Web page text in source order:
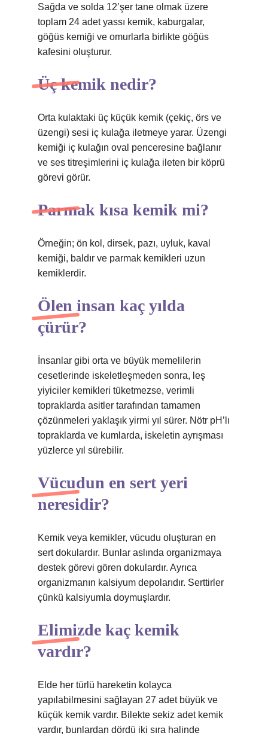
Sağda ve solda 12’şer tane olmak üzere
toplam 24 adet yassı kemik, kaburgalar,
göğüs kemiği ve omurlarla birlikte göğüs
kafesini oluşturur.
Üç kemik nedir?
Orta kulaktaki üç küçük kemik (çekiç, örs ve
üzengi) sesi iç kulağa iletmeye yarar. Üzengi
kemiği iç kulağın oval penceresine bağlanır
ve ses titreşimlerini iç kulağa ileten bir köprü
görevi görür.
Parmak kısa kemik mi?
Örneğin; ön kol, dirsek, pazı, uyluk, kaval
kemiği, baldır ve parmak kemikleri uzun
kemiklerdir.
Ölen insan kaç yılda
çürür?
İnsanlar gibi orta ve büyük memelilerin
cesetlerinde iskeletleşmeden sonra, leş
yiyiciler kemikleri tüketmezse, verimli
topraklarda asitler tarafından tamamen
çözünmeleri yaklaşık yirmi yıl sürer. Nötr pH’lı
topraklarda ve kumlarda, iskeletin ayrışması
yüzlerce yıl sürebilir.
Vücudun en sert yeri
neresidir?
Kemik veya kemikler, vücudu oluşturan en
sert dokulardır. Bunlar aslında organizmaya
destek görevi gören dokulardır. Ayrıca
organizmanın kalsiyum depolarıdır. Serttirler
çünkü kalsiyumla doymuşlardır.
Elimizde kaç kemik
vardır?
Elde her türlü hareketin kolayca
yapılabilmesini sağlayan 27 adet büyük ve
küçük kemik vardır. Bilekte sekiz adet kemik
vardır, bunlardan dördü iki sıra halinde